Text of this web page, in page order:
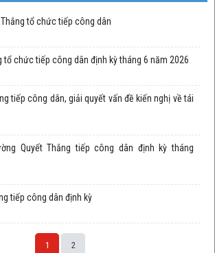
Thắng tổ chức tiếp công dân
tổ chức tiếp công dân định kỳ tháng 6 năm 2026
tiếp công dân, giải quyết vấn đề kiến nghị về tái
Quyết Thắng tiếp công dân định kỳ tháng
tiếp công dân định kỳ
1 2